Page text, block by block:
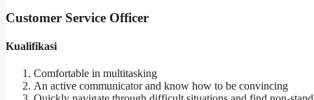
Customer Service Officer
Kualifikasi
Comfortable in multitasking
An active communicator and know how to be convincing